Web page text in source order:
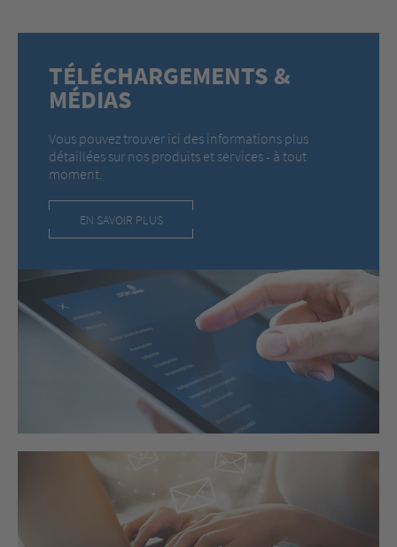
TÉLÉCHARGEMENTS &
MÉDIAS
Vous pouvez trouver ici des informations plus
détaillées sur nos produits et services - à tout
moment.
EN SAVOIR PLUS